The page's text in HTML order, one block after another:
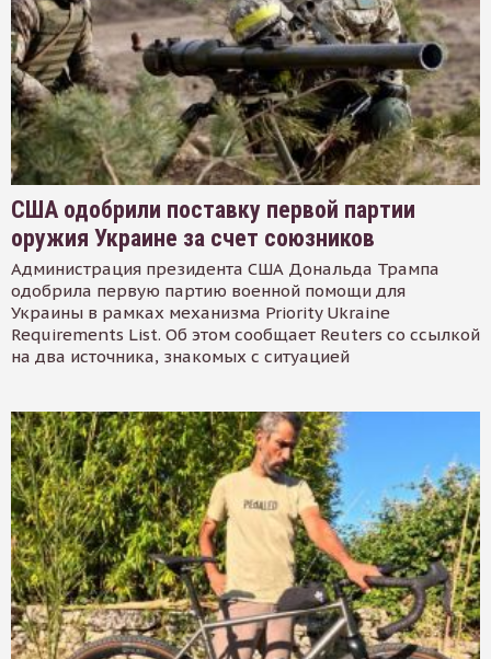
США одобрили поставку первой партии
оружия Украине за счет союзников
Администрация президента США Дональда Трампа
одобрила первую партию военной помощи для
Украины в рамках механизма Priority Ukraine
Requirements List. Об этом сообщает Reuters со ссылкой
на два источника, знакомых с ситуацией